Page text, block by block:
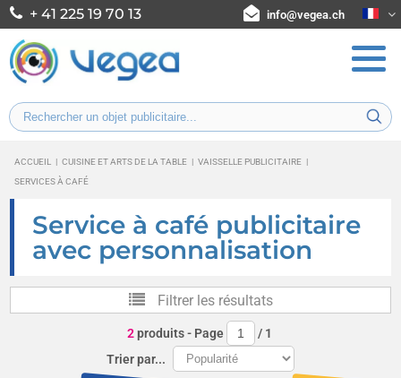
+ 41 225 19 70 13 info@vegea.ch
ACCUEIL | CUISINE ET ARTS DE LA TABLE | VAISSELLE PUBLICITAIRE |
SERVICES À CAFÉ
Service à café publicitaire
avec personnalisation
Filtrer les résultats
2produits- Page / 1
Trier par...